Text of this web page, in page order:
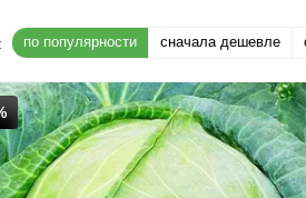
по популярности сначала дешевле